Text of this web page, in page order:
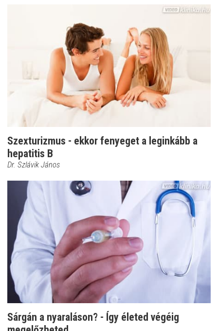
Szexturizmus - ekkor fenyeget a leginkább a
hepatitis B
Dr. Szlávik János
Sárgán a nyaraláson? - Így életed végéig